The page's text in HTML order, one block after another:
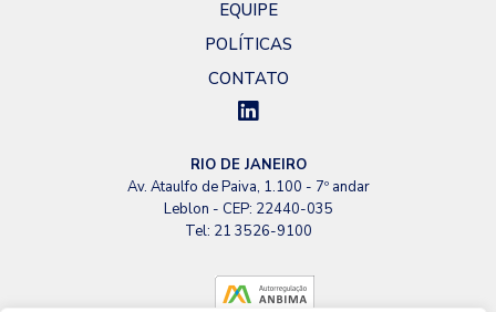
EQUIPE
POLÍTICAS
CONTATO
RIO DE JANEIRO
Av. Ataulfo de Paiva, 1.100 - 7º andar
Leblon - CEP: 22440-035
Tel: 21 3526-9100